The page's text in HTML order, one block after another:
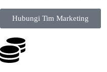
Hubungi Tim Marketing